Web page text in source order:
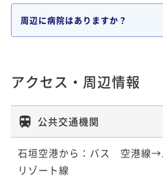
周辺に病院はありますか？
アクセス・周辺情報
公共交通機関
石垣空港から：バス　空港線
リゾート線